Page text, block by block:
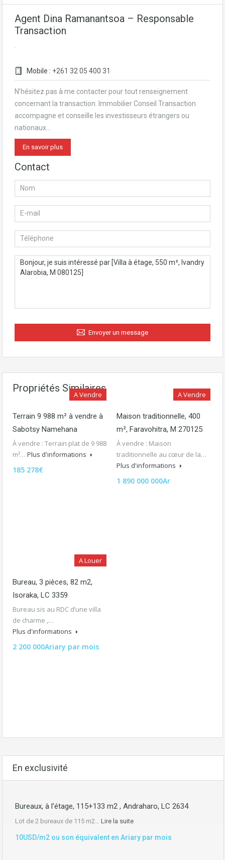
Agent Dina Ramanantsoa – Responsable
Transaction
Mobile : +261 32 05 400 31
N’hésitez pas à me contacter pour tout renseignement
concernant la transaction. Immobilier Conseil Transaction
accompagne et conseille les investisseurs étrangers ou
nationaux…
En savoir plus
Contact
Envoyer un message
Propriétés Similaires
A Vendre
Terrain 9 988 m² à vendre à
Sabotsy Namehana
À vendre : Terrain plat de 9 988
m²… Plus d'informations
185 278€
A Vendre
Maison traditionnelle, 400
m², Faravohitra, M 270125
À vendre : Maison
traditionnelle au cœur de la…
Plus d'informations
1 890 000 000Ar
A Louer
Bureau, 3 pièces, 82 m2,
Isoraka, LC 3359
Bureau sis au RDC d’une villa
de charme ,…
Plus d'informations
2 200 000Ariary par mois
En exclusivité
Bureaux, à l’étage, 115+133 m2 , Andraharo, LC 2634
Lot de 2 bureaux de 115 m2… Lire la suite
10USD/m2 ou son équivalent en Ariary par mois